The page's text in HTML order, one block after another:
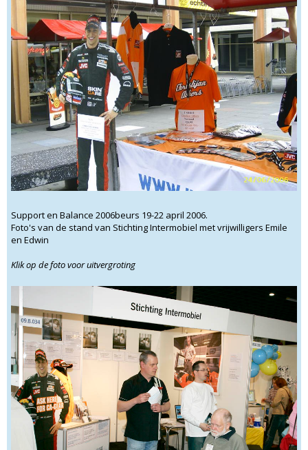
Support en Balance 2006beurs 19-22 april 2006.
Foto's van de stand van Stichting Intermobiel met vrijwilligers Emile
en Edwin
Klik op de foto voor uitvergroting